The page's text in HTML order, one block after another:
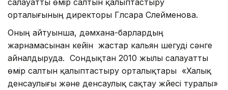
орталығының директоры Гүлсара Сүлейменова.
Оның айтуынша, дәмхана-барлардың
жарнамасынан кейін жастар кальян шегуді сәнге
айналдыруда. Сондықтан 2010 жылы салауатты
өмір салтын қалыптастыру орталықтары «Халық
денсаулығы және денсаулық сақтау жүйесі туралы»